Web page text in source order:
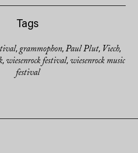
Tags
, grammophon, Paul Plut, Viech,
, wiesenrock festival, wiesenrock music
festival